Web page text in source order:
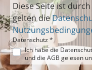
Diese Seite ist
gelten die
Datenschutz *
Ich habe die
und die AGB gelesen